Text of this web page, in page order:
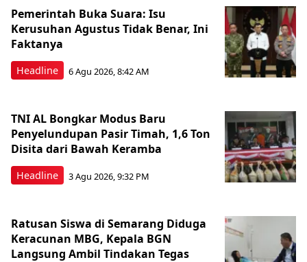
Headline
Pemerintah Buka Suara: Isu
Kerusuhan Agustus Tidak Benar, Ini
Faktanya
6 Agu 2026, 8:42 AM
Headline
TNI AL Bongkar Modus Baru
Penyelundupan Pasir Timah, 1,6 Ton
Disita dari Bawah Keramba
3 Agu 2026, 9:32 PM
Ratusan Siswa di Semarang Diduga
Keracunan MBG, Kepala BGN
Langsung Ambil Tindakan Tegas